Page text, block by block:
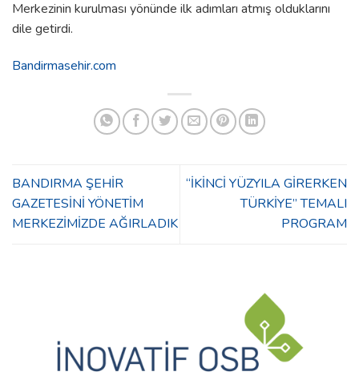
Merkezinin kurulması yönünde ilk adımları atmış olduklarını
dile getirdi.
Bandirmasehir.com
BANDIRMA ŞEHİR
GAZETESİNİ YÖNETİM
MERKEZİMİZDE AĞIRLADIK
“İKİNCİ YÜZYILA GİRERKEN
TÜRKİYE” TEMALI
PROGRAM